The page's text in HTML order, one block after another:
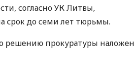
согласно УК Литвы,
срок до семи лет тюрьмы.
решению прокуратуры наложен